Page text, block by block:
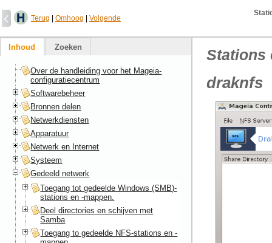
Terug Omhoog Volgende
Stations
draknfs
Inhoud Zoeken
Over de handleiding voor het Mageia-
configuratiecentrum
Softwarebeheer
Bronnen delen
Netwerkdiensten
Apparatuur
Netwerk en Internet
Systeem
Gedeeld netwerk
Toegang tot gedeelde Windows (SMB)-
stations en -mappen.
Deel directories en schijven met
Samba
Toegang to gedeelde NFS-stations en -